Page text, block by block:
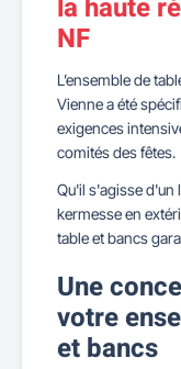
la haute
NF
L’ensemble de
Vienne a été
exigences
comités des fêtes.
Qu'il s'agisse d'un
kermesse en
table et bancs
Une
votre
et bancs